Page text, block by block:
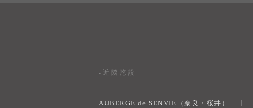
-近隣施設
AUBERGE de SENVIE（奈良・桜井）